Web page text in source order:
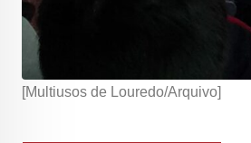
[Multiusos de Louredo/Arquivo]